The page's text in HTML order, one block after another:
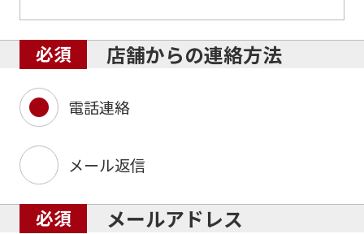
店舗からの連絡方法
電話連絡
メール返信
メールアドレス